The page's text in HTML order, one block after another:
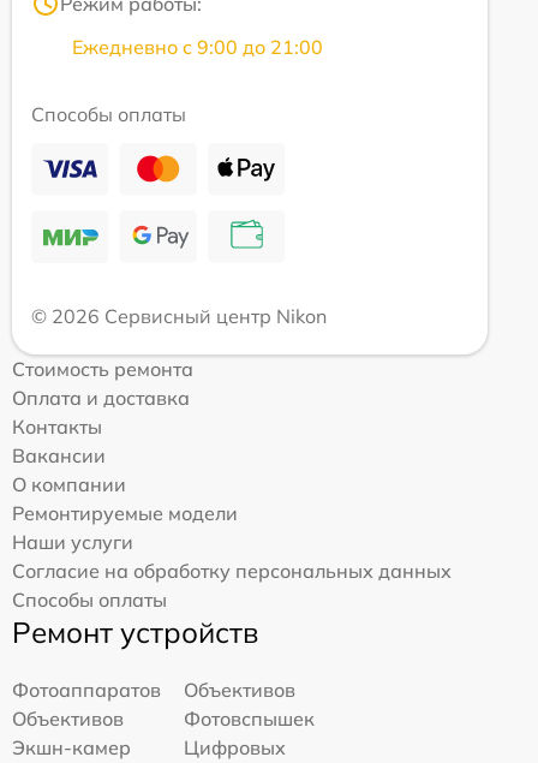
Ежедневно с 9:00 до 21:00
Способы оплаты
© 2026 Сервисный центр Nikon
Стоимость ремонта
Оплата и доставка
Контакты
Вакансии
О компании
Ремонтируемые модели
Наши услуги
Согласие на обработку персональных данных
Способы оплаты
Ремонт устройств
Фотоаппаратов
Объективов
Объективов
Фотовспышек
Экшн-камер
Цифровых